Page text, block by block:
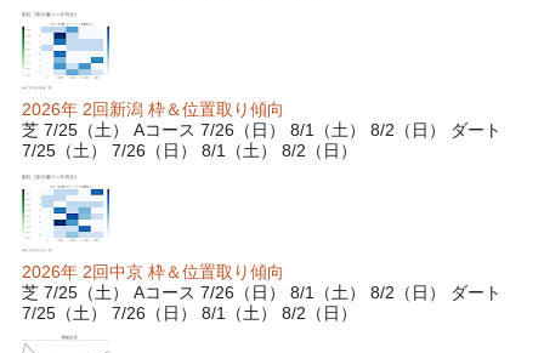
2026年 2回新潟 枠＆位置取り傾向
芝 7/25（土） Aコース 7/26（日） 8/1（土） 8/2（日） ダート
7/25（土） 7/26（日） 8/1（土） 8/2（日）
2026年 2回中京 枠＆位置取り傾向
芝 7/25（土） Aコース 7/26（日） 8/1（土） 8/2（日） ダート
7/25（土） 7/26（日） 8/1（土） 8/2（日）